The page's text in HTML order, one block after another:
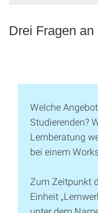
Drei Fragen
Welche
Studierenden?
Lernberatung
bei einem
Zum Zeitpunkt
Einheit